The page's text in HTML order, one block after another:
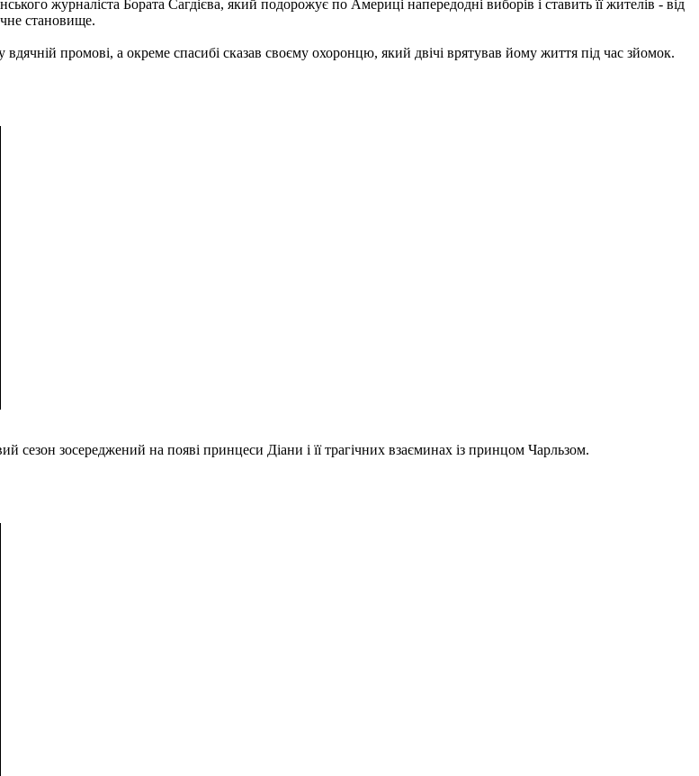
журналіста Бората Сагдієва, який подорожує по Америці напередодні виборів і ставить її жителів - від
становище.
промові, а окреме спасибі сказав своєму охоронцю, який двічі врятував йому життя під час зйомок.
сезон зосереджений на появі принцеси Діани і її трагічних взаєминах із принцом Чарльзом.